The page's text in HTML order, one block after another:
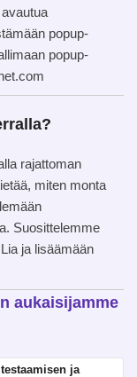
popup-
popup-
rajattoman
miten monta
Suosittelemme
ja lisäämään
aukaisijamme
ja